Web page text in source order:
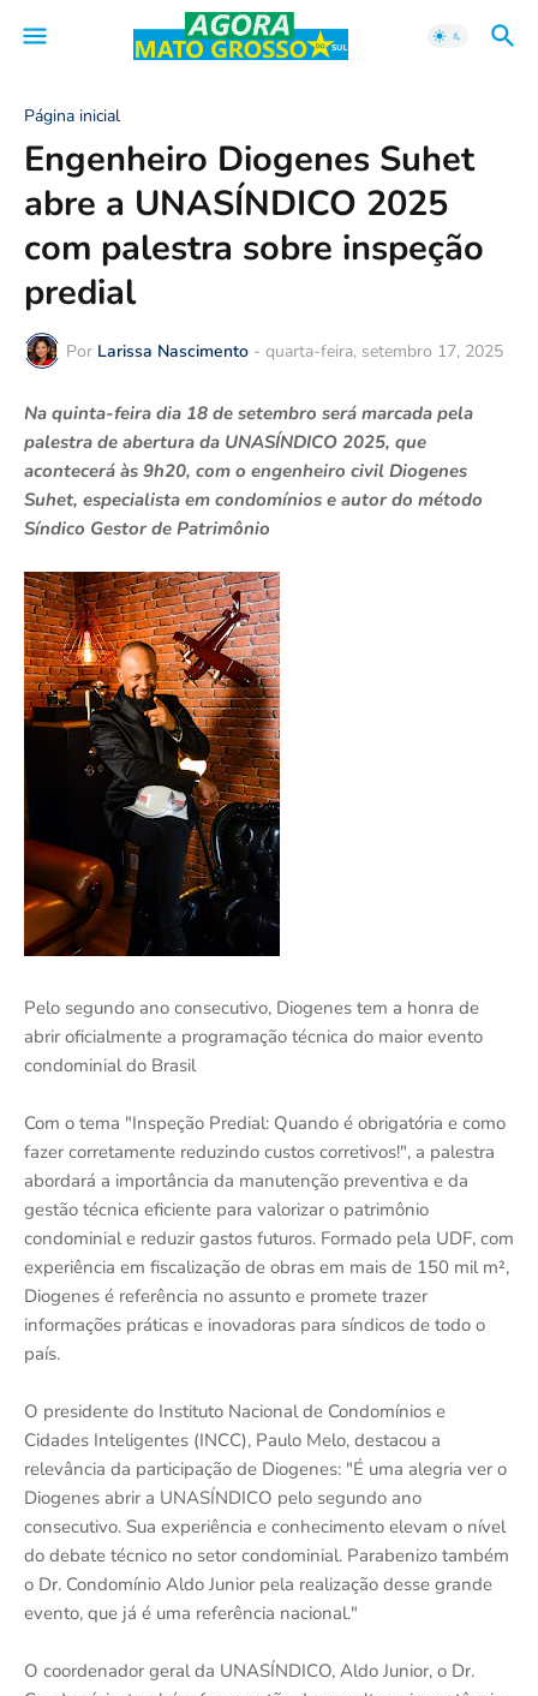
Página inicial
Engenheiro Diogenes Suhet
abre a UNASÍNDICO 2025
com palestra sobre inspeção
predial
Por Larissa Nascimento - quarta-feira, setembro 17, 2025
Na quinta-feira dia 18 de setembro será marcada pela
palestra de abertura da UNASÍNDICO 2025, que
acontecerá às 9h20, com o engenheiro civil Diogenes
Suhet, especialista em condomínios e autor do método
Síndico Gestor de Patrimônio
Pelo segundo ano consecutivo, Diogenes tem a honra de
abrir oficialmente a programação técnica do maior evento
condominial do Brasil
Com o tema "Inspeção Predial: Quando é obrigatória e como
fazer corretamente reduzindo custos corretivos!", a palestra
abordará a importância da manutenção preventiva e da
gestão técnica eficiente para valorizar o patrimônio
condominial e reduzir gastos futuros. Formado pela UDF, com
experiência em fiscalização de obras em mais de 150 mil m²,
Diogenes é referência no assunto e promete trazer
informações práticas e inovadoras para síndicos de todo o
país.
O presidente do Instituto Nacional de Condomínios e
Cidades Inteligentes (INCC), Paulo Melo, destacou a
relevância da participação de Diogenes: "É uma alegria ver o
Diogenes abrir a UNASÍNDICO pelo segundo ano
consecutivo. Sua experiência e conhecimento elevam o nível
do debate técnico no setor condominial. Parabenizo também
o Dr. Condomínio Aldo Junior pela realização desse grande
evento, que já é uma referência nacional."
O coordenador geral da UNASÍNDICO, Aldo Junior, o Dr.